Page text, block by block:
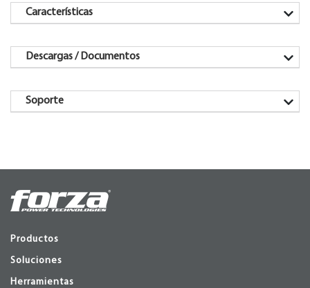
Características
Descargas / Documentos
Soporte
Productos
Soluciones
Herramientas